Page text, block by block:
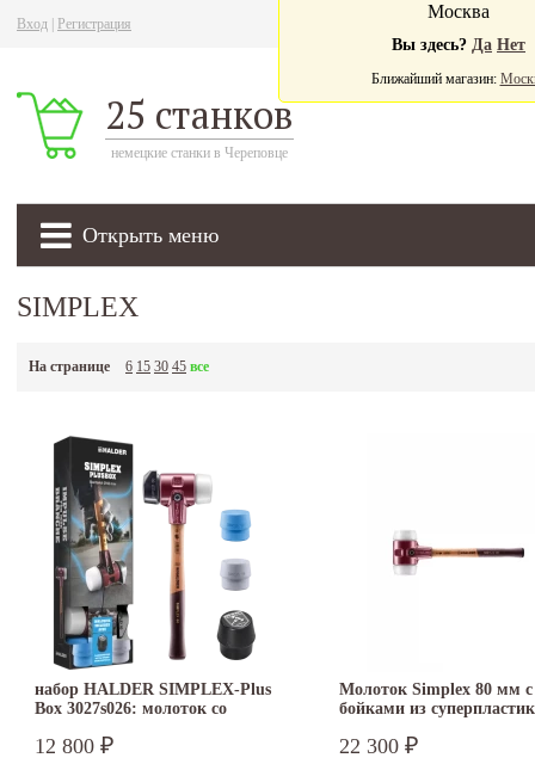
Вход Регистрация
25 станков
немецкие станки в Череповце
Открыть меню
Москва
Вы здесь? Да Нет
Ближайший магазин:
SIMPLEX
На странице 6 15 30 45 все
набор HALDER SIMPLEX-Plus
Box 3027s026: молоток со
12 800 ₽
Молоток Simplex 80 мм с
бойками из
22 300 ₽